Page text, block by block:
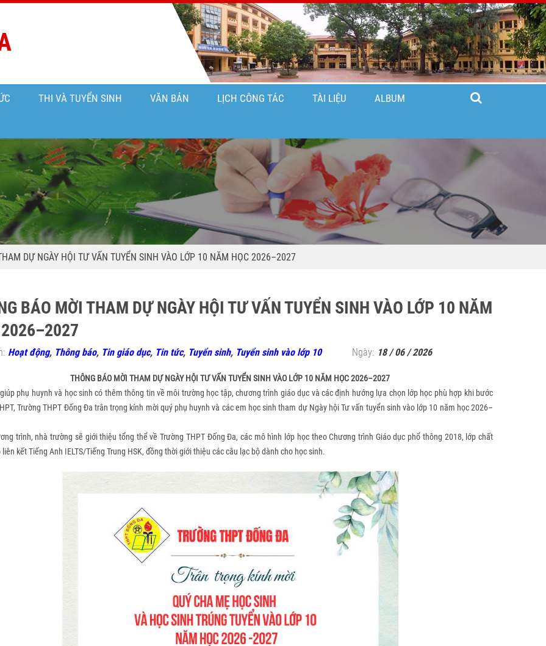
THI VÀ TUYỂN SINH VĂN BẢN LỊCH CÔNG TÁC TÀI LIỆU ALBUM
DỰ NGÀY HỘI TƯ VẤN TUYỂN SINH VÀO LỚP 10 NĂM HỌC 2026–2027
BÁO MỜI THAM DỰ NGÀY HỘI TƯ VẤN TUYỂN SINH VÀO LỚP 10 NĂM
2026–2027
Hoạt động, Thông báo, Tin giáo dục, Tin tức, Tuyển sinh, Tuyển sinh vào lớp 10 Ngày: 18 / 06 / 2026
THÔNG BÁO MỜI THAM DỰ NGÀY HỘI TƯ VẤN TUYỂN SINH VÀO LỚP 10 NĂM HỌC 2026–2027
phụ huynh và học sinh có thêm thông tin về môi trường học tập, chương trình giáo dục và các định hướng lựa chọn lớp học phù hợp khi bước
Trường THPT Đống Đa trân trọng kính mời quý phụ huynh và các em học sinh tham dự Ngày hội Tư vấn tuyển sinh vào lớp 10 năm học 2026–
trình, nhà trường sẽ giới thiệu tổng thể về Trường THPT Đống Đa, các mô hình lớp học theo Chương trình Giáo dục phổ thông 2018, lớp chất
liên kết Tiếng Anh IELTS/Tiếng Trung HSK, đồng thời giới thiệu các câu lạc bộ dành cho học sinh.